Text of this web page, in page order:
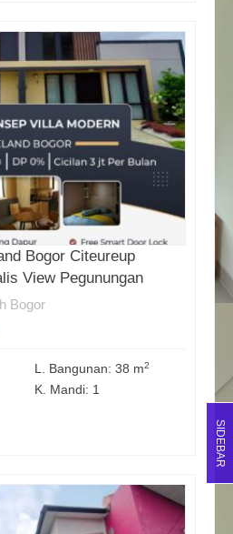
Bogor Citeureup
View Pegunungan
Bogor
L. Bangunan: 38 m2
K. Mandi: 1
SIDEBAR